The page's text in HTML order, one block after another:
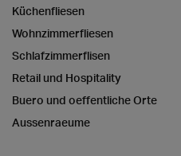
Küchenfliesen
Wohnzimmerfliesen
Schlafzimmerflisen
Retail und Hospitality
Buero und oeffentliche Orte
Aussenraeume